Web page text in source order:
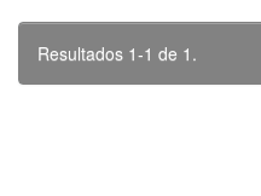
Resultados 1-1 de 1.